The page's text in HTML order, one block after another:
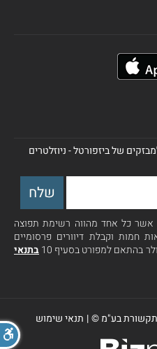
של ביזפורטל - ניוזלטרים
אשר כל אחד מהווה רשימת תפוצה
חמות וקבלת דיוורים פרסומיים
בהתאם למפורט בסעיף 10
בתנאי
תקשורת בע"מ ©| תנאי שימוש